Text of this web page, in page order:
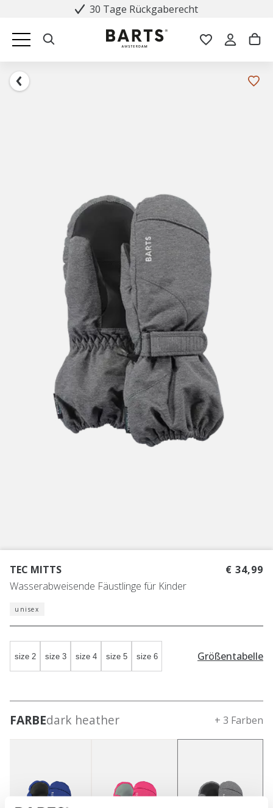
30 Tage Rückgaberecht
TEC MITTS
Wasserabweisende Fäustlinge für Kinder
€ 34,99
unisex
size 2 size 3 size 4 size 5 size 6 Größentabelle
FARBEdark heather + 3 Farben